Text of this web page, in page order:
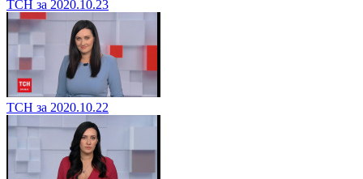
ТСН за 2020.10.23
ТСН за 2020.10.22